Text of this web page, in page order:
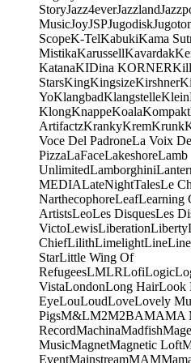
StoryJazz4everJazzland
MusicJoyJSPJugodisk
ScopeK-TelKabukiKama
MistikaKarussellKavardak
KatanaKIDina KORNER
StarsKingKingsizeKirshner
YoKlangbadKlangstelleKlein
KlongKnappeKoalaKompakt
ArtifactzKrankyKremKrunk
Voce Del PadroneLa Voix
PizzaLaFaceLakeshoreLamb
UnlimitedLamborghini
MEDIALateNightTalesLe
NarthecophoreLeafLearning
ArtistsLeoLes DisquesLes
VictoLewisLiberationLiberty
ChiefLilithLimelightLine
StarLittle Wing Of
RefugeesLMLRLofiLogic
VistaLondonLong HairLook
EyeLouLoudLoveLovely
PigsM&LM2M2BAMAMA
RecordMachinaMadfish
MusicMagnetMagnetic Loft
EventMainstreamMAM